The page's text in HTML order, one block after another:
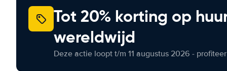
Tot 20% korting op
wereldwijd
Deze actie loopt t/m 11 augustus 2026 -